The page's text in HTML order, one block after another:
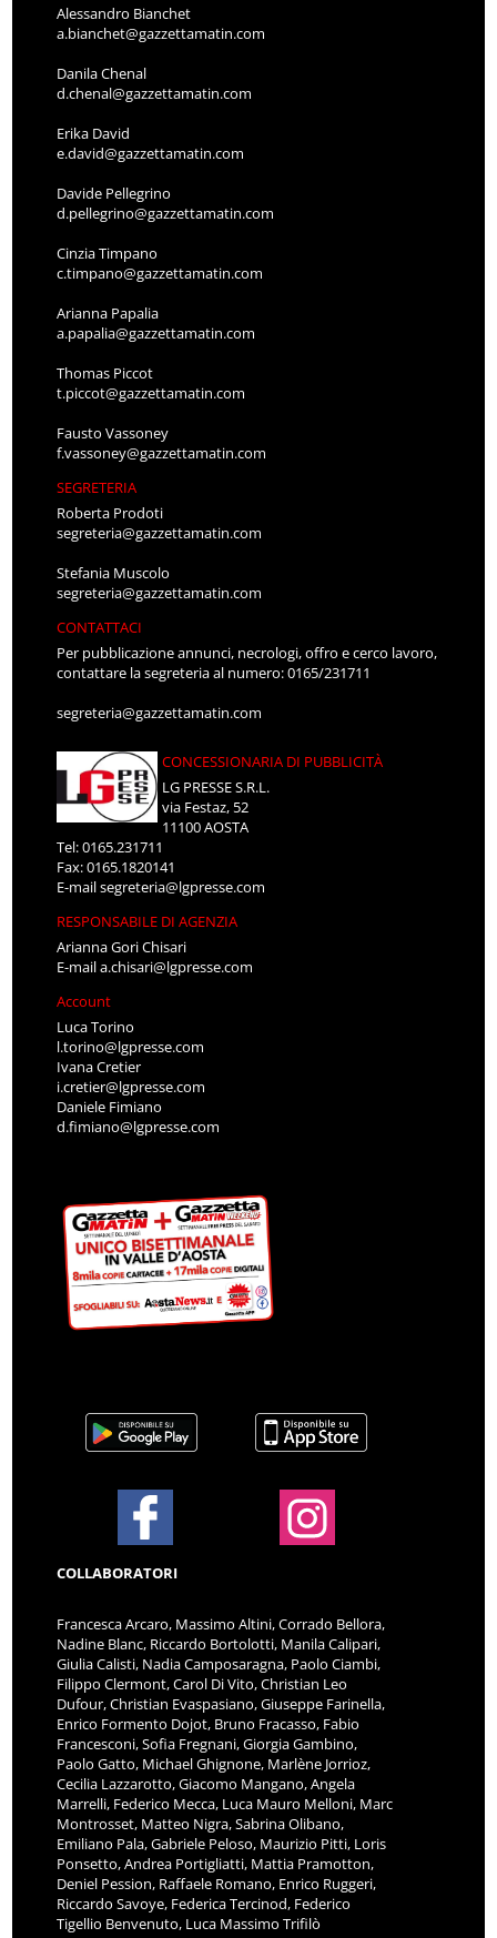
Alessandro Bianchet
a.bianchet@gazzettamatin.com
Danila Chenal
d.chenal@gazzettamatin.com
Erika David
e.david@gazzettamatin.com
Davide Pellegrino
d.pellegrino@gazzettamatin.com
Cinzia Timpano
c.timpano@gazzettamatin.com
Arianna Papalia
a.papalia@gazzettamatin.com
Thomas Piccot
t.piccot@gazzettamatin.com
Fausto Vassoney
f.vassoney@gazzettamatin.com
SEGRETERIA
Roberta Prodoti
segreteria@gazzettamatin.com
Stefania Muscolo
segreteria@gazzettamatin.com
CONTATTACI
Per pubblicazione annunci, necrologi, offro e cerco lavoro,
contattare la segreteria al numero: 0165/231711
segreteria@gazzettamatin.com
CONCESSIONARIA DI PUBBLICITÀ
LG PRESSE S.R.L.
via Festaz, 52
11100 AOSTA
Tel: 0165.231711
Fax: 0165.1820141
E-mailsegreteria@lgpresse.com
RESPONSABILE DI AGENZIA
Arianna Gori Chisari
E-maila.chisari@lgpresse.com
Account
Luca Torino
l.torino@lgpresse.com
Ivana Cretier
i.cretier@lgpresse.com
Daniele Fimiano
d.fimiano@lgpresse.com
COLLABORATORI
Francesca Arcaro, Massimo Altini, Corrado Bellora,
Nadine Blanc, Riccardo Bortolotti, Manila Calipari,
Giulia Calisti, Nadia Camposaragna, Paolo Ciambi,
Filippo Clermont, Carol Di Vito, Christian Leo
Dufour, Christian Evaspasiano, Giuseppe Farinella,
Enrico Formento Dojot, Bruno Fracasso, Fabio
Francesconi, Sofia Fregnani, Giorgia Gambino,
Paolo Gatto, Michael Ghignone, Marlène Jorrioz,
Cecilia Lazzarotto, Giacomo Mangano, Angela
Marrelli, Federico Mecca, Luca Mauro Melloni, Marc
Montrosset, Matteo Nigra, Sabrina Olibano,
Emiliano Pala, Gabriele Peloso, Maurizio Pitti, Loris
Ponsetto, Andrea Portigliatti, Mattia Pramotton,
Deniel Pession, Raffaele Romano, Enrico Ruggeri,
Riccardo Savoye, Federica Tercinod, Federico
Tigellio Benvenuto, Luca Massimo Trifilò